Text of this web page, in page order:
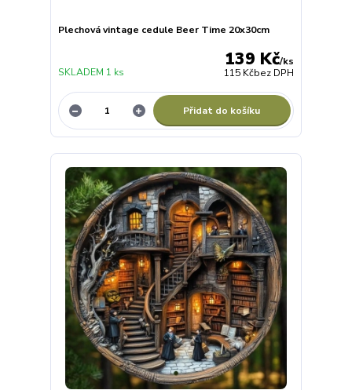
Plechová vintage cedule Beer Time 20x30cm
139 Kč/ks
115 Kčbez DPH
SKLADEM 1 ks
Přidat do košíku